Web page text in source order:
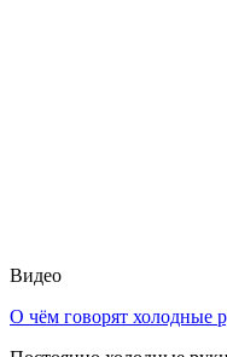
Видео
О чём говорят холодные